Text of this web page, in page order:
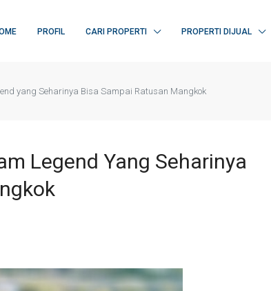
PROFIL CARI PROPERTI PROPERTI DIJUAL
yang Seharinya Bisa Sampai Ratusan Mangkok
Legend Yang Seharinya